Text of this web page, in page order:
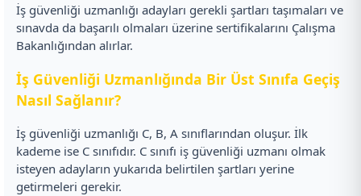
İş güvenliği uzmanlığı adayları gerekli şartları taşımaları ve
sınavda da başarılı olmaları üzerine sertifikalarını Çalışma
Bakanlığından alırlar.
İş Güvenliği Uzmanlığında Bir Üst Sınıfa Geçiş
Nasıl Sağlanır?
İş güvenliği uzmanlığı C, B, A sınıflarından oluşur. İlk
kademe ise C sınıfıdır. C sınıfı iş güvenliği uzmanı olmak
isteyen adayların yukarıda belirtilen şartları yerine
getirmeleri gerekir.